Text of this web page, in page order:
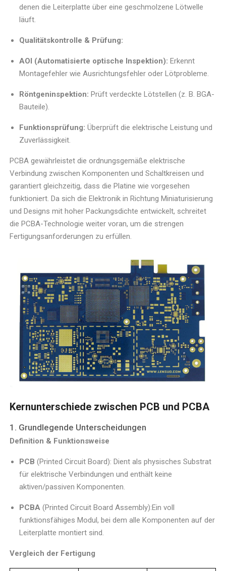
denen die Leiterplatte über eine geschmolzene Lötwelle
läuft.
Qualitätskontrolle & Prüfung:
AOI (Automatisierte optische Inspektion): Erkennt
Montagefehler wie Ausrichtungsfehler oder Lötprobleme.
Röntgeninspektion: Prüft verdeckte Lötstellen (z. B. BGA-
Bauteile).
Funktionsprüfung: Überprüft die elektrische Leistung und
Zuverlässigkeit.
PCBA gewährleistet die ordnungsgemäße elektrische
Verbindung zwischen Komponenten und Schaltkreisen und
garantiert gleichzeitig, dass die Platine wie vorgesehen
funktioniert. Da sich die Elektronik in Richtung Miniaturisierung
und Designs mit hoher Packungsdichte entwickelt, schreitet
die PCBA-Technologie weiter voran, um die strengen
Fertigungsanforderungen zu erfüllen.
Kernunterschiede zwischen PCB und PCBA
1. Grundlegende Unterscheidungen
Definition & Funktionsweise
PCB (Printed Circuit Board): Dient als physisches Substrat
für elektrische Verbindungen und enthält keine
aktiven/passiven Komponenten.
PCBA (Printed Circuit Board Assembly):Ein voll
funktionsfähiges Modul, bei dem alle Komponenten auf der
Leiterplatte montiert sind.
Vergleich der Fertigung